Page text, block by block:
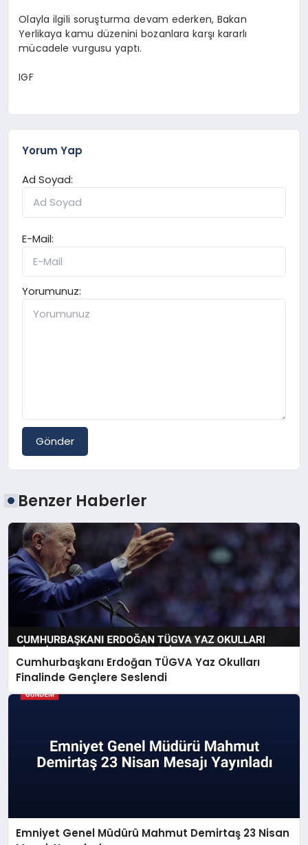
Olayla ilgili soruşturma devam ederken, Bakan
Yerlikaya kamu düzenini bozanlara karşı kararlı
mücadele vurgusu yaptı.
IGF
Yorum Yap
Ad Soyad:
E-Mail:
Yorumunuz:
Gönder
Benzer Haberler
Cumhurbaşkanı Erdoğan TÜGVA Yaz Okulları
Finalinde Gençlere Seslendi
Emniyet Genel Müdürü Mahmut Demirtaş 23 Nisan